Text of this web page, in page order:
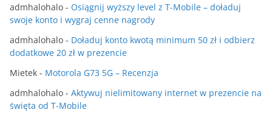
admhalohalo - Osiągnij wyższy level z T-Mobile – doładuj
swoje konto i wygraj cenne nagrody
admhalohalo - Doładuj konto kwotą minimum 50 zł i odbierz
dodatkowe 20 zł w prezencie
Mietek - Motorola G73 5G – Recenzja
admhalohalo - Aktywuj nielimitowany internet w prezencie na
święta od T-Mobile